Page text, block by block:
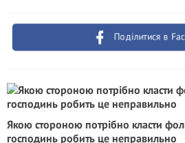
Поділитися в
Якою стороною потрібно класти
господинь робить це неправильно